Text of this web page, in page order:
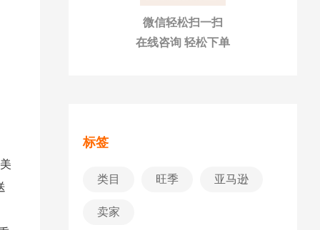
微信轻松扫一扫
在线咨询 轻松下单
标签
类目 旺季 亚马逊
卖家